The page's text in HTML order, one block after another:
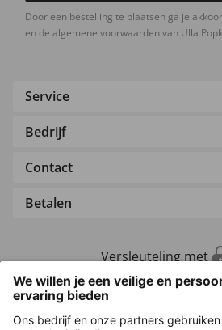
Door een bestelling te plaatsen ga je
en de algemene voorwaarden van Ulla
Service
Bedrijf
Contact
Betalen
Versleuteling met
Overige webwinkels